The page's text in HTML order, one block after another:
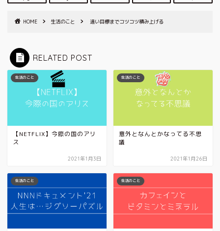
HOME 生活のこと 遠い目標までコツコツ積み上げる
RELATED POST
生活のこと
【NETFLIX】今際の国のアリ
ス
2021年1月3日
生活のこと
意外となんとかなってる不思
議
2021年1月26日
生活のこと 生活のこと